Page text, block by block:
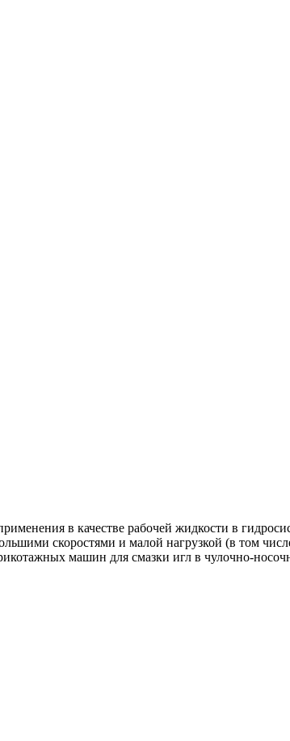
в качестве рабочей жидкости в
скоростями и малой нагрузкой (в том
машин для смазки игл в чулочно-